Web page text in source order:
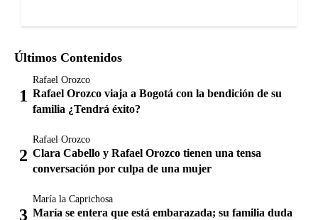
Últimos Contenidos
Rafael Orozco
Rafael Orozco viaja a Bogotá con la bendición de su
familia ¿Tendrá éxito?
Rafael Orozco
Clara Cabello y Rafael Orozco tienen una tensa
conversación por culpa de una mujer
María la Caprichosa
María se entera que está embarazada; su familia duda